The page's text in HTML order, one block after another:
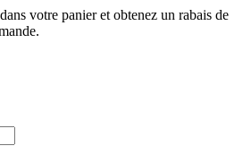
dans votre panier et obtenez un rabais de